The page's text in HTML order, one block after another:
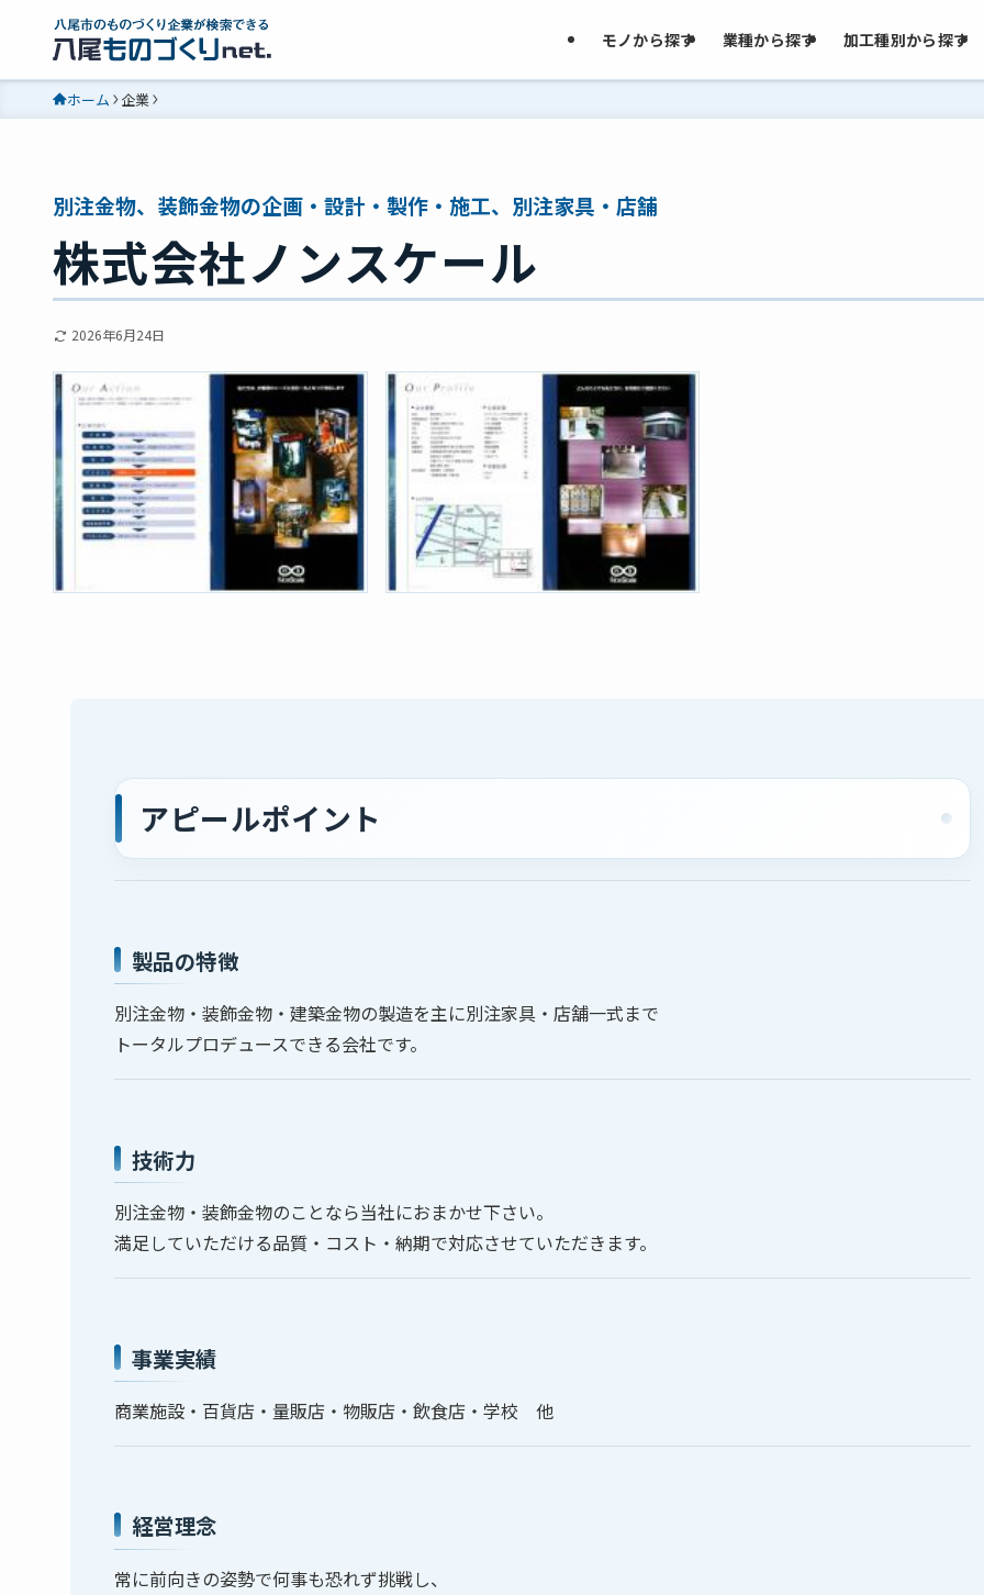
モノから探す 業種から探す 加工種別から探す
ホーム 企業
別注金物、装飾金物の企画・設計・製作・施工、別注家具・店舗
株式会社ノンスケール
2026年6月24日
アピールポイント
製品の特徴
別注金物・装飾金物・建築金物の製造を主に別注家具・店舗一式まで
トータルプロデュースできる会社です。
技術力
別注金物・装飾金物のことなら当社におまかせ下さい。
満足していただける品質・コスト・納期で対応させていただきます。
事業実績
商業施設・百貨店・量販店・物販店・飲食店・学校 他
経営理念
常に前向きの姿勢で何事も恐れず挑戦し、